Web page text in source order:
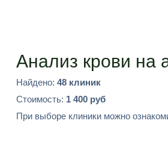
Анализ крови на
Найдено: 48 клиник
Стоимость: 1 400 руб
При выборе клиники можно